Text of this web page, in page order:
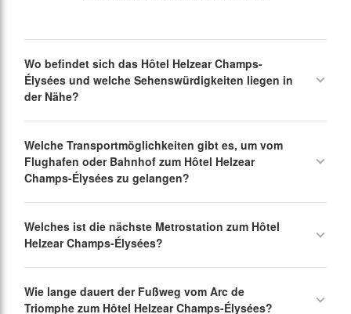
Wo befindet sich das Hôtel Helzear Champs-
Élysées und welche Sehenswürdigkeiten liegen in
der Nähe?
Welche Transportmöglichkeiten gibt es, um vom
Flughafen oder Bahnhof zum Hôtel Helzear
Champs-Élysées zu gelangen?
Welches ist die nächste Metrostation zum Hôtel
Helzear Champs-Élysées?
Wie lange dauert der Fußweg vom Arc de
Triomphe zum Hôtel Helzear Champs-Élysées?